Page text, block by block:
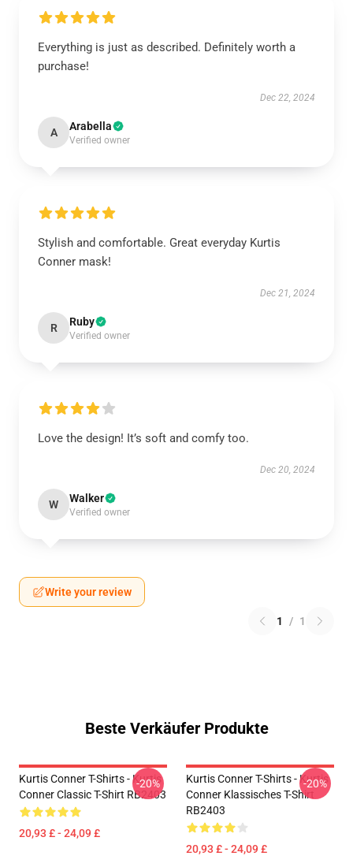
Everything is just as described. Definitely worth a
purchase!
Dec 22, 2024
A Arabella
Verified owner
Stylish and comfortable. Great everyday Kurtis
Conner mask!
Dec 21, 2024
R Ruby
Verified owner
Love the design! It’s soft and comfy too.
Dec 20, 2024
W Walker
Verified owner
Write your review
1 / 1
Beste Verkäufer Produkte
Kurtis Conner T-Shirts - Kurtis
Conner Classic T-Shirt RB2403
20,93 £ - 24,09 £
-20%
Kurtis Conner T-Shirts - Kurtis
Conner Klassisches T-Shirt
RB2403
20,93 £ - 24,09 £
-20%